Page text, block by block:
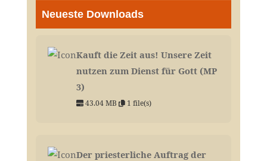
Neueste Downloads
Kauft die Zeit aus! Unsere Zeit
nutzen zum Dienst für Gott (MP
3)
43.04 MB 1 file(s)
Der priesterliche Auftrag der